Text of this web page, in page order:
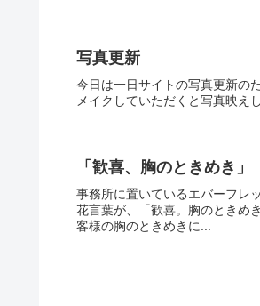
写真更新
今日は一日サイトの写真更新の
メイクしていただくと写真映え
「歓喜、胸のときめき」
事務所に置いているエバーフレ
花言葉が、「歓喜。胸のときめ
客様の胸のときめきに...